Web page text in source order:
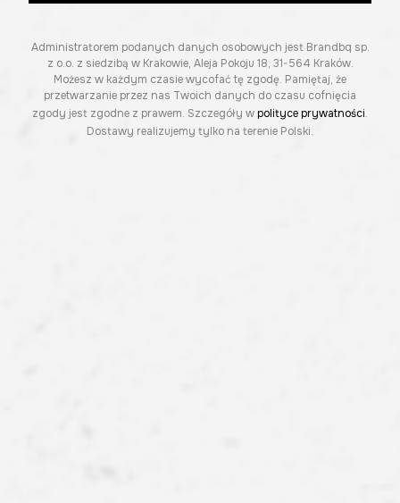
Administratorem podanych danych osobowych jest Brandbq sp.
z o.o. z siedzibą w Krakowie, Aleja Pokoju 18, 31-564 Kraków.
Możesz w każdym czasie wycofać tę zgodę. Pamiętaj, że
przetwarzanie przez nas Twoich danych do czasu cofnięcia
zgody jest zgodne z prawem. Szczegóły w polityce prywatności.
Dostawy realizujemy tylko na terenie Polski.